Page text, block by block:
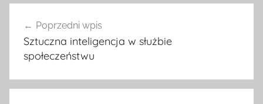
wpisu
Poprzedni wpis
Sztuczna inteligencja w służbie
społeczeństwu